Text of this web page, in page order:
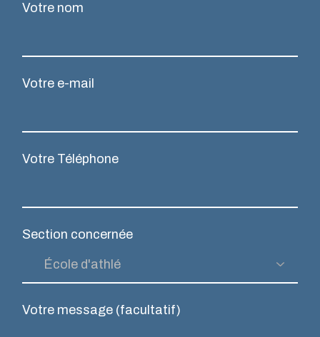
Votre nom
Votre e-mail
Votre Téléphone
Section concernée
Votre message (facultatif)